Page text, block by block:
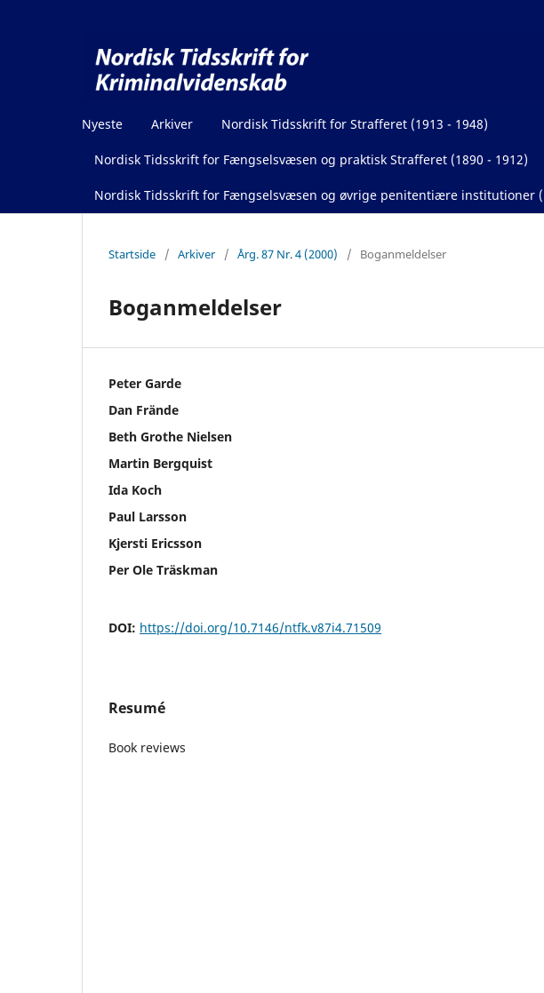
Nyeste Arkiver Nordisk Tidsskrift for Strafferet (1913 - 1948)
Nordisk Tidsskrift for Fængselsvæsen og praktisk Strafferet (1890 - 1912)
Nordisk Tidsskrift for Fængselsvæsen og øvrige penitentiære institutioner
Startside / Arkiver / Årg. 87 Nr. 4 (2000) / Boganmeldelser
Boganmeldelser
Peter Garde
Dan Frände
Beth Grothe Nielsen
Martin Bergquist
Ida Koch
Paul Larsson
Kjersti Ericsson
Per Ole Träskman
DOI: https://doi.org/10.7146/ntfk.v87i4.71509
Resumé
Book reviews